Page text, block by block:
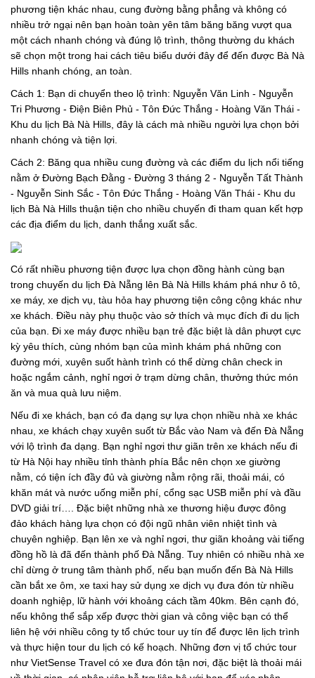
phương tiện khác nhau, cung đường bằng phẳng và không có
nhiều trở ngại nên bạn hoàn toàn yên tâm băng băng vượt qua
một cách nhanh chóng và đúng lộ trình, thông thường du khách
sẽ chọn một trong hai cách tiêu biểu dưới đây để đến được Bà Nà
Hills nhanh chóng, an toàn.
Cách 1: Bạn di chuyển theo lộ trình: Nguyễn Văn Linh - Nguyễn
Tri Phương - Điện Biên Phủ - Tôn Đức Thắng - Hoàng Văn Thái -
Khu du lịch Bà Nà Hills, đây là cách mà nhiều người lựa chọn bởi
nhanh chóng và tiện lợi.
Cách 2: Băng qua nhiều cung đường và các điểm du lịch nổi tiếng
nằm ở Đường Bạch Đằng - Đường 3 tháng 2 - Nguyễn Tất Thành
- Nguyễn Sinh Sắc - Tôn Đức Thắng - Hoàng Văn Thái - Khu du
lịch Bà Nà Hills thuận tiện cho nhiều chuyến đi tham quan kết hợp
các địa điểm du lịch, danh thắng xuất sắc.
Có rất nhiều phương tiện được lựa chọn đồng hành cùng bạn
trong chuyến du lịch Đà Nẵng lên Bà Nà Hills khám phá như ô tô,
xe máy, xe dịch vụ, tàu hỏa hay phương tiện công cộng khác như
xe khách. Điều này phụ thuộc vào sở thích và mục đích đi du lịch
của bạn. Đi xe máy được nhiều bạn trẻ đặc biệt là dân phượt cực
kỳ yêu thích, cùng nhóm bạn của mình khám phá những con
đường mới, xuyên suốt hành trình có thể dừng chân check in
hoặc ngắm cảnh, nghỉ ngơi ở trạm dừng chân, thưởng thức món
ăn và mua quà lưu niệm.
Nếu đi xe khách, bạn có đa dạng sự lựa chọn nhiều nhà xe khác
nhau, xe khách chạy xuyên suốt từ Bắc vào Nam và đến Đà Nẵng
với lộ trình đa dạng. Bạn nghỉ ngơi thư giãn trên xe khách nếu đi
từ Hà Nội hay nhiều tỉnh thành phía Bắc nên chọn xe giường
nằm, có tiện ích đầy đủ và giường nằm rộng rãi, thoải mái, có
khăn mát và nước uống miễn phí, cổng sạc USB miễn phí và đầu
DVD giải trí…. Đặc biệt những nhà xe thương hiệu được đông
đảo khách hàng lựa chọn có đội ngũ nhân viên nhiệt tình và
chuyên nghiệp. Bạn lên xe và nghỉ ngơi, thư giãn khoảng vài tiếng
đồng hồ là đã đến thành phố Đà Nẵng. Tuy nhiên có nhiều nhà xe
chỉ dừng ở trung tâm thành phố, nếu bạn muốn đến Bà Nà Hills
cần bắt xe ôm, xe taxi hay sử dụng xe dịch vụ đưa đón từ nhiều
doanh nghiệp, lữ hành với khoảng cách tầm 40km. Bên cạnh đó,
nếu không thể sắp xếp được thời gian và công việc bạn có thể
liên hệ với nhiều công ty tổ chức tour uy tín để được lên lịch trình
và thực hiện tour du lịch có kế hoạch. Những đơn vị tổ chức tour
như VietSense Travel có xe đưa đón tận nơi, đặc biệt là thoải mái